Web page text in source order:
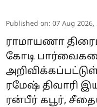
Published on: 07 Aug 2026,
ராமாயணா
கோடி
ரமேஷ் திவாரி
ரன்பீர் கபூர்,